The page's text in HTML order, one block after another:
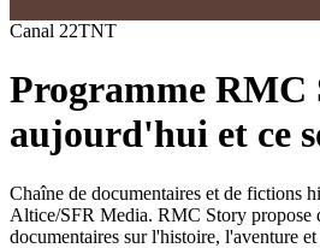
Canal 22TNT
Programme RMC
aujourd'hui et ce
Chaîne de documentaires et de fictions
Altice/SFR Media. RMC Story propose
documentaires sur l'histoire, l'aventure et